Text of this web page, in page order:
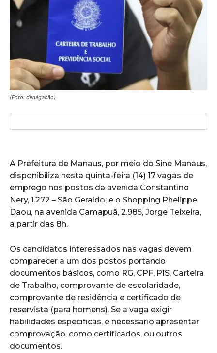
(Foto: divulgação)
A Prefeitura de Manaus, por meio do Sine Manaus,
disponibiliza nesta quinta-feira (14) 17 vagas de
emprego nos postos da avenida Constantino
Nery, 1.272 – São Geraldo; e o Shopping Phelippe
Daou, na avenida Camapuã, 2.985, Jorge Teixeira,
a partir das 8h.
Os candidatos interessados nas vagas devem
comparecer a um dos postos portando
documentos básicos, como RG, CPF, PIS, Carteira
de Trabalho, comprovante de escolaridade,
comprovante de residência e certificado de
reservista (para homens). Se a vaga exigir
habilidades específicas, é necessário apresentar
comprovação, como certificados, ou outros
documentos.